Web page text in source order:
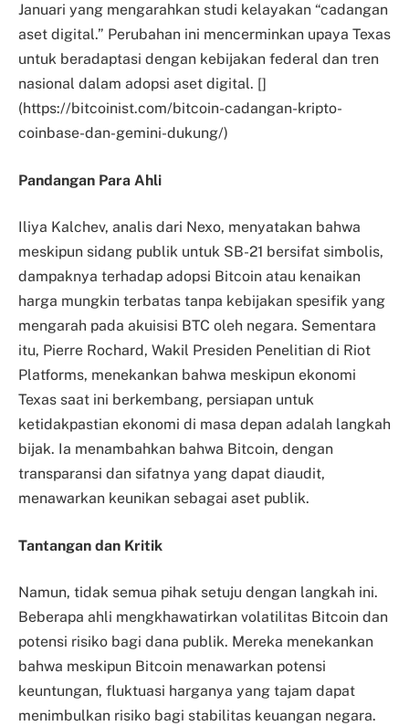
Januari yang mengarahkan studi kelayakan “cadangan
aset digital.” Perubahan ini mencerminkan upaya Texas
untuk beradaptasi dengan kebijakan federal dan tren
nasional dalam adopsi aset digital. []
(https://bitcoinist.com/bitcoin-cadangan-kripto-
coinbase-dan-gemini-dukung/)
Pandangan Para Ahli
Iliya Kalchev, analis dari Nexo, menyatakan bahwa
meskipun sidang publik untuk SB-21 bersifat simbolis,
dampaknya terhadap adopsi Bitcoin atau kenaikan
harga mungkin terbatas tanpa kebijakan spesifik yang
mengarah pada akuisisi BTC oleh negara. Sementara
itu, Pierre Rochard, Wakil Presiden Penelitian di Riot
Platforms, menekankan bahwa meskipun ekonomi
Texas saat ini berkembang, persiapan untuk
ketidakpastian ekonomi di masa depan adalah langkah
bijak. Ia menambahkan bahwa Bitcoin, dengan
transparansi dan sifatnya yang dapat diaudit,
menawarkan keunikan sebagai aset publik.
Tantangan dan Kritik
Namun, tidak semua pihak setuju dengan langkah ini.
Beberapa ahli mengkhawatirkan volatilitas Bitcoin dan
potensi risiko bagi dana publik. Mereka menekankan
bahwa meskipun Bitcoin menawarkan potensi
keuntungan, fluktuasi harganya yang tajam dapat
menimbulkan risiko bagi stabilitas keuangan negara. ​